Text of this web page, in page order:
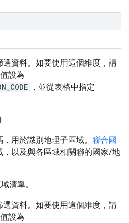
資料。如要使用這個維度，請
設為
，並從表格中指定
用於識別地理子區域。 聯合國
，以及與各區域相關聯的國家/地
清單。
資料。如要使用這個維度，請
設為